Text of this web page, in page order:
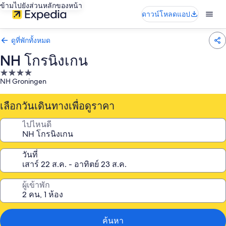
ข้ามไปยังส่วนหลักของหน้า
ดาวน์โหลดแอป
ดูที่พักทั้งหมด
NH โกรนิงเกน
ที่พัก
4.0
NH Groningen
เลือกวันเดินทางเพื่อดูราคา
ไปไหนดี
วันที่
ผู้เข้าพัก
ค้นหา